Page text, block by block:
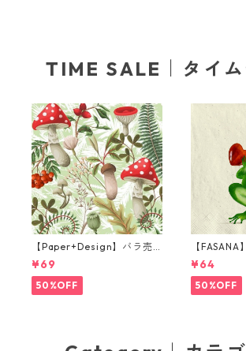
TIME SALE｜タイ
【Paper+Design】バラ売
り2枚 ランチサイズ ペーパ
ーナプキン Forest Fungi グ
リーン
¥69
50%OFF
【FASANA
ンチサイズ
ン Frog
¥64
50%OFF